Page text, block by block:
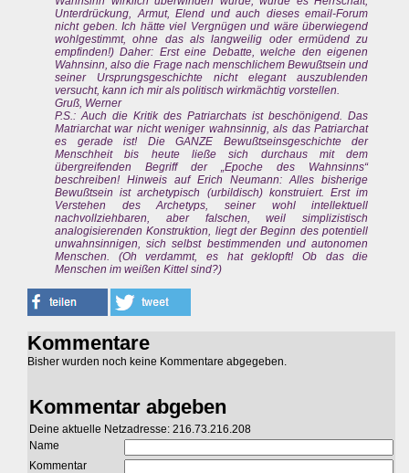
Unterdrückung, Armut, Elend und auch dieses email-Forum
nicht geben. Ich hätte viel Vergnügen und wäre überwiegend
wohlgestimmt, ohne das als langweilig oder ermüdend zu
empfinden!) Daher: Erst eine Debatte, welche den eigenen
Wahnsinn, also die Frage nach menschlichem Bewußtsein und
seiner Ursprungsgeschichte nicht elegant auszublenden
versucht, kann ich mir als politisch wirkmächtig vorstellen.
Gruß, Werner
P.S.: Auch die Kritik des Patriarchats ist beschönigend. Das
Matriarchat war nicht weniger wahnsinnig, als das Patriarchat
es gerade ist! Die GANZE Bewußtseinsgeschichte der
Menschheit bis heute ließe sich durchaus mit dem
übergreifenden Begriff der „Epoche des Wahnsinns“
beschreiben! Hinweis auf Erich Neumann: Alles bisherige
Bewußtsein ist archetypisch (urbildisch) konstruiert. Erst im
Verstehen des Archetyps, seiner wohl intellektuell
nachvollziehbaren, aber falschen, weil simplizistisch
analogisierenden Konstruktion, liegt der Beginn des potentiell
unwahnsinnigen, sich selbst bestimmenden und autonomen
Menschen. (Oh verdammt, es hat geklopft! Ob das die
Menschen im weißen Kittel sind?)
Kommentare
Bisher wurden noch keine Kommentare abgegeben.
Kommentar abgeben
Deine aktuelle Netzadresse: 216.73.216.208
Name
Kommentar